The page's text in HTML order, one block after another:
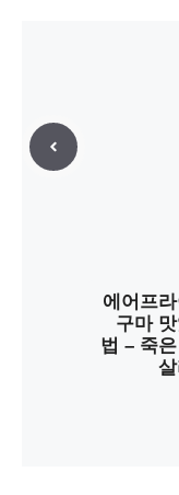
에어프
구마
법 – 죽